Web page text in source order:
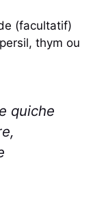
(facultatif)
thym ou
quiche